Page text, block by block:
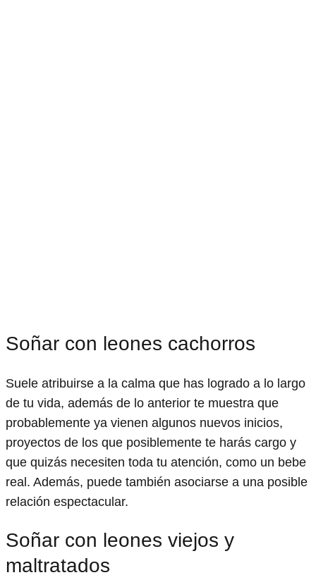
Soñar con leones cachorros
Suele atribuirse a la calma que has logrado a lo largo
de tu vida, además de lo anterior te muestra que
probablemente ya vienen algunos nuevos inicios,
proyectos de los que posiblemente te harás cargo y
que quizás necesiten toda tu atención, como un bebe
real. Además, puede también asociarse a una posible
relación espectacular.
Soñar con leones viejos y
maltratados